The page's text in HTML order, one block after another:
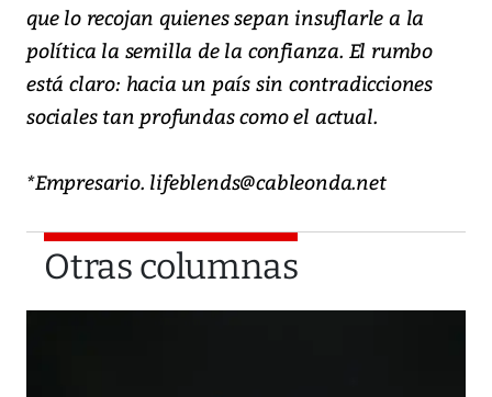
que lo recojan quienes sepan insuflarle a la
política la semilla de la confianza. El rumbo
está claro: hacia un país sin contradicciones
sociales tan profundas como el actual.
*Empresario. lifeblends@cableonda.net
Otras columnas